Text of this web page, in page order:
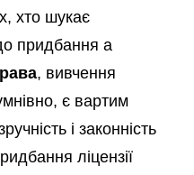
хто шукає
придбання a
, вивчення
є вартим
і законність
ліцензії